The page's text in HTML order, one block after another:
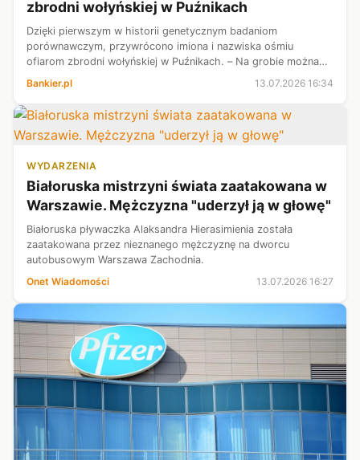
zbrodni wołyńskiej w Puźnikach
Dzięki pierwszym w historii genetycznym badaniom
porównawczym, przywrócono imiona i nazwiska ośmiu
ofiarom zbrodni wołyńskiej w Puźnikach. – Na grobie można
anonimową ofiarą historii – powiedział...
Bankier.pl 13.07.2026 16:34
WYDARZENIA
Białoruska mistrzyni świata zaatakowana w
Warszawie. Mężczyzna "uderzył ją w głowę"
Białoruska pływaczka Alaksandra Hierasimienia została
zaatakowana przez nieznanego mężczyznę na dworcu
autobusowym Warszawa Zachodnia.
Onet Wiadomości
13.07.2026 16:27